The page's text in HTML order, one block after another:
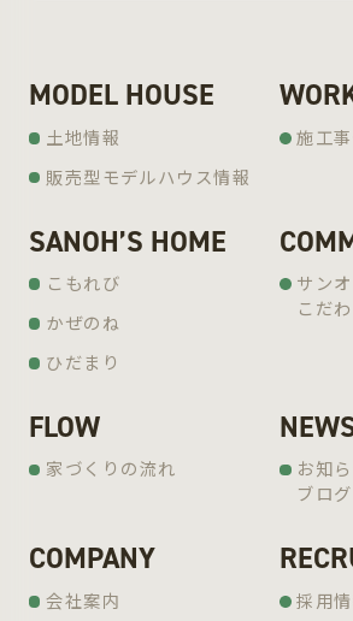
MODEL HOUSE
土地情報
販売型モデルハウス情報
施工
SANOH’S HOME
こもれび
かぜのね
ひだまり
サン
こだ
FLOW
家づくりの流れ
お知
ブログ
COMPANY
会社案内 採用